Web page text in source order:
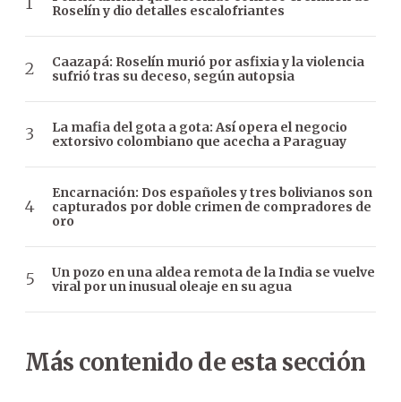
Roselín y dio detalles escalofriantes
Caazapá: Roselín murió por asfixia y la violencia
sufrió tras su deceso, según autopsia
La mafia del gota a gota: Así opera el negocio
extorsivo colombiano que acecha a Paraguay
Encarnación: Dos españoles y tres bolivianos son
capturados por doble crimen de compradores de
oro
Un pozo en una aldea remota de la India se vuelve
viral por un inusual oleaje en su agua
Más contenido de esta sección